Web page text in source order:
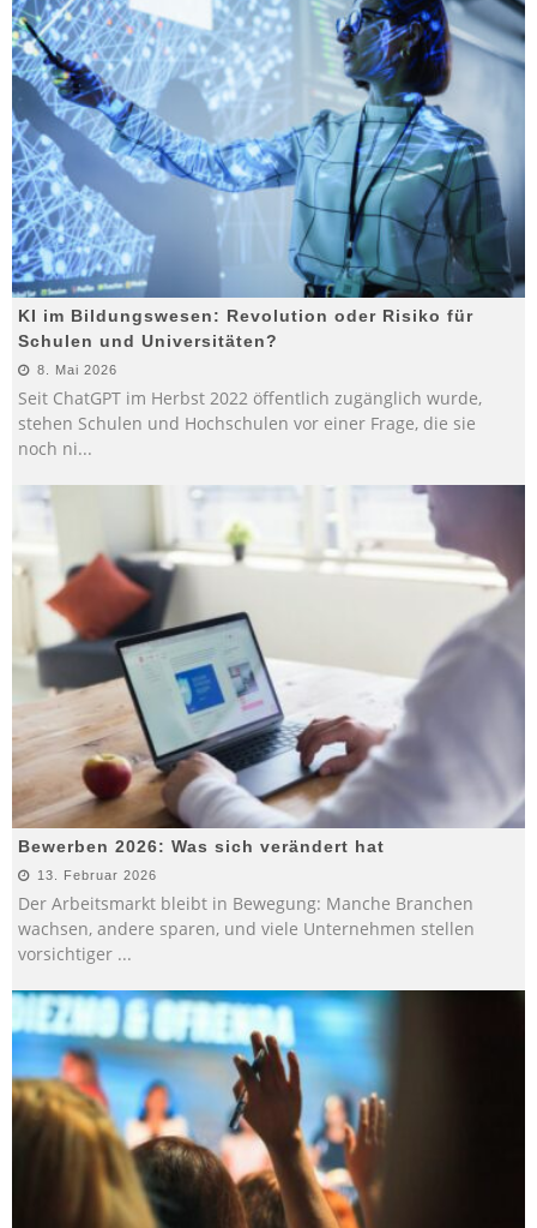
KI im Bildungswesen: Revolution oder Risiko für
Schulen und Universitäten?
8. Mai 2026
Seit ChatGPT im Herbst 2022 öffentlich zugänglich wurde,
stehen Schulen und Hochschulen vor einer Frage, die sie
noch ni...
Bewerben 2026: Was sich verändert hat
13. Februar 2026
Der Arbeitsmarkt bleibt in Bewegung: Manche Branchen
wachsen, andere sparen, und viele Unternehmen stellen
vorsichtiger ...